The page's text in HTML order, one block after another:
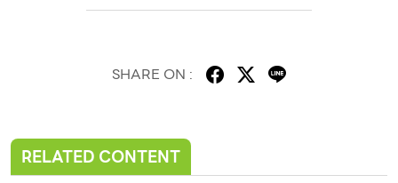
SHARE ON :
RELATED CONTENT